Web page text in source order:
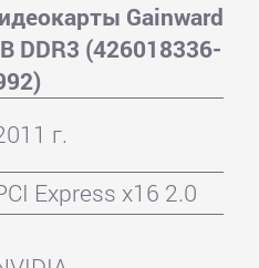
Gainward
DDR3 (426018336-
г.
Express x16 2.0